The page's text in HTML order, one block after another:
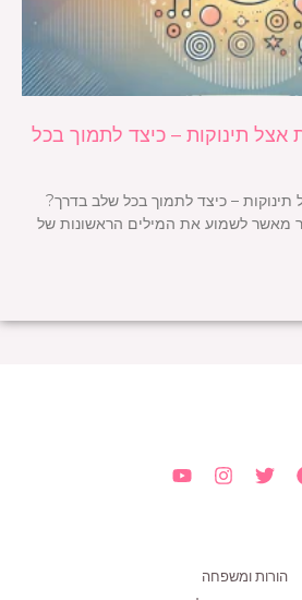
תינוקות – כיצד לתמוך בכל
– כיצד לתמוך בכל שלב בדרך?
מאשר לשמוע את המילים הראשונות של
הורות ומשפחה